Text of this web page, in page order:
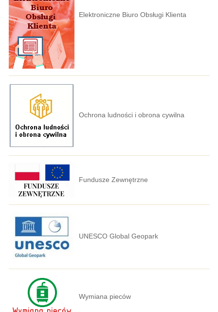
Elektroniczne Biuro Obsługi Klienta
Ochrona ludności i obrona cywilna
Fundusze Zewnętrzne
UNESCO Global Geopark
Wymiana pieców